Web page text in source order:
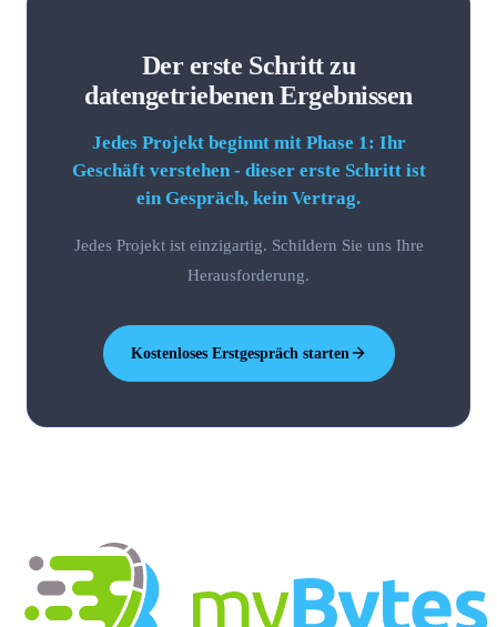
Der erste Schritt zu
datengetriebenen Ergebnissen
Jedes Projekt beginnt mit Phase 1: Ihr
Geschäft verstehen - dieser erste Schritt ist
ein Gespräch, kein Vertrag.
Jedes Projekt ist einzigartig. Schildern Sie uns Ihre
Herausforderung.
Kostenloses Erstgespräch starten